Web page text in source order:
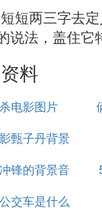
短两三字去
法，盖住它
料
电影图片
甄子丹背景
音乐锋的背景音
乐交车是什么